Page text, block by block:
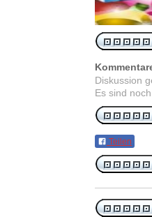
Diskussion
Es sind
Teilen